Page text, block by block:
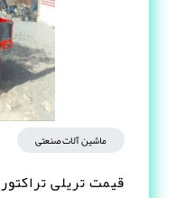
ماشین آلات صنعتی
قیمت تریلی تراکتور